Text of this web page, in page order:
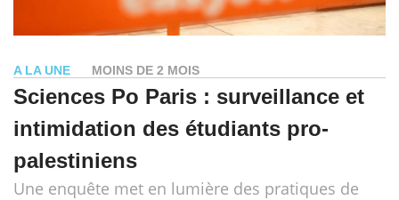
A LA UNE MOINS DE 2 MOIS
Sciences Po Paris : surveillance et
intimidation des étudiants pro-
palestiniens
Une enquête met en lumière des pratiques de